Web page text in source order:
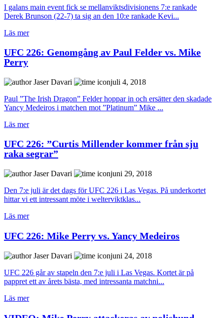
I galans main event fick se mellanviktsdivisionens 7:e rankade
Derek Brunson (22-7) ta sig an den 10:e rankade Kevi...
Läs mer
UFC 226: Genomgång av Paul Felder vs. Mike
Perry
Jaser Davari
juli 4, 2018
Paul ”The Irish Dragon” Felder hoppar in och ersätter den skadade
Yancy Medeiros i matchen mot ”Platinum” Mike ...
Läs mer
UFC 226: ”Curtis Millender kommer från sju
raka segrar”
Jaser Davari
juni 29, 2018
Den 7:e juli är det dags för UFC 226 i Las Vegas. På underkortet
hittar vi ett intressant möte i welterviktklas...
Läs mer
UFC 226: Mike Perry vs. Yancy Medeiros
Jaser Davari
juni 24, 2018
UFC 226 går av stapeln den 7:e juli i Las Vegas. Kortet är på
pappret ett av årets bästa, med intressanta matchni...
Läs mer